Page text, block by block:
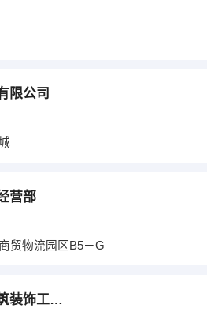
限公司
营部
贸物流园区B5－G
平昌县源创建筑装饰工程有限公司